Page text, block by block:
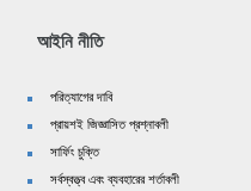
আইনি নীতি
পরিত্যাগের দাবি
প্রায়শই জিজ্ঞাসিত প্রশ্নাবলী
সার্ফিং চুক্তি
সর্বস্বত্ত্ব এবং ব্যবহারের শর্তাবলী